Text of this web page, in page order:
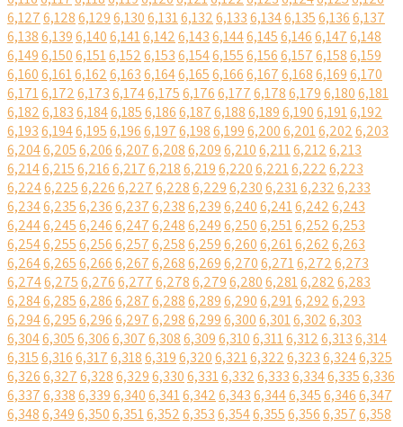
6,1276,1286,1296,1306,1316,1326,1336,1346,1356,1366,137
6,1386,1396,1406,1416,1426,1436,1446,1456,1466,1476,148
6,1496,1506,1516,1526,1536,1546,1556,1566,1576,1586,159
6,1606,1616,1626,1636,1646,1656,1666,1676,1686,1696,170
6,1716,1726,1736,1746,1756,1766,1776,1786,1796,1806,181
6,1826,1836,1846,1856,1866,1876,1886,1896,1906,1916,192
6,1936,1946,1956,1966,1976,1986,1996,2006,2016,2026,203
6,2046,2056,2066,2076,2086,2096,2106,2116,2126,213
6,2146,2156,2166,2176,2186,2196,2206,2216,2226,223
6,2246,2256,2266,2276,2286,2296,2306,2316,2326,233
6,2346,2356,2366,2376,2386,2396,2406,2416,2426,243
6,2446,2456,2466,2476,2486,2496,2506,2516,2526,253
6,2546,2556,2566,2576,2586,2596,2606,2616,2626,263
6,2646,2656,2666,2676,2686,2696,2706,2716,2726,273
6,2746,2756,2766,2776,2786,2796,2806,2816,2826,283
6,2846,2856,2866,2876,2886,2896,2906,2916,2926,293
6,2946,2956,2966,2976,2986,2996,3006,3016,3026,303
6,3046,3056,3066,3076,3086,3096,3106,3116,3126,3136,314
6,3156,3166,3176,3186,3196,3206,3216,3226,3236,3246,325
6,3266,3276,3286,3296,3306,3316,3326,3336,3346,3356,336
6,3376,3386,3396,3406,3416,3426,3436,3446,3456,3466,347
6,3486,3496,3506,3516,3526,3536,3546,3556,3566,3576,358